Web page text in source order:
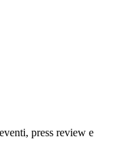
press review e